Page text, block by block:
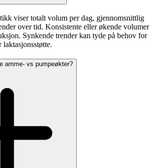
viser totalt volum per dag, gjennomsnittlig
over tid. Konsistente eller økende volumer
Synkende trender kan tyde på behov for
amme- vs pumpeøkter?